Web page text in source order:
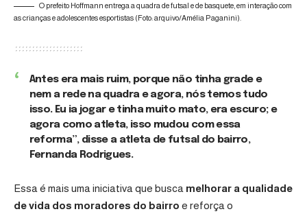
O prefeito Hoffmann entrega a quadra de futsal e de basquete, em interação com
as crianças e adolescentes esportistas (Foto: arquivo/Amélia Paganini).
Antes era mais ruim, porque não tinha grade e
nem a rede na quadra e agora, nós temos tudo
isso. Eu ia jogar e tinha muito mato, era escuro; e
agora como atleta, isso mudou com essa
reforma”, disse a atleta de futsal do bairro,
Fernanda Rodrigues.
Essa é mais uma iniciativa que busca melhorar a qualidade
de vida dos moradores do bairro e reforça o